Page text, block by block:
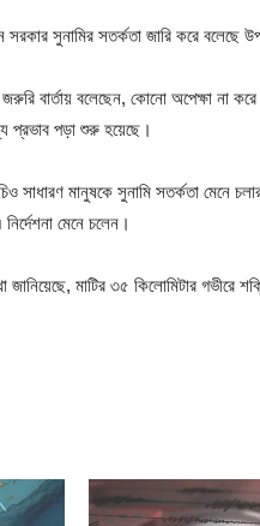
সরকার সুনামির সতর্কতা জারি করে
বার্তায় বলেছেন, কোনো অপেক্ষা না
প্রভাব পড়া শুরু হয়েছে।
সাধারণ মানুষকে সুনামি সতর্কতা মেনে
মেনে চলেন।
জানিয়েছে, মাটির ৩৫ কিলোমিটার গভীরে